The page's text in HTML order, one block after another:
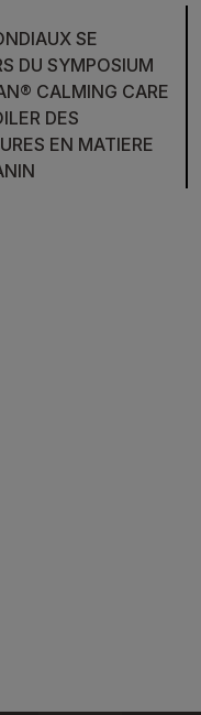
SE
DU SYMPOSIUM
CALMING CARE
DES
EN MATIERE